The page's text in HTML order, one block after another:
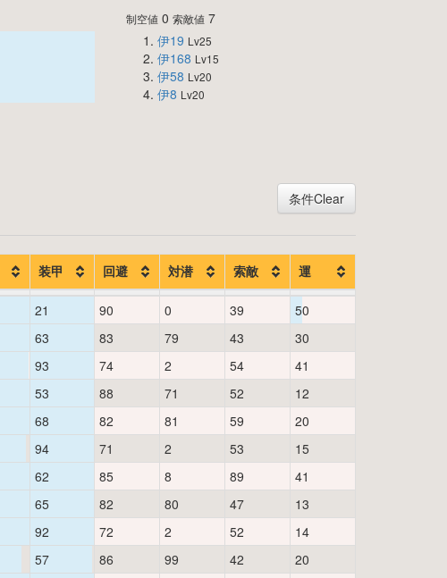
制空値0 索敵値7
伊19 Lv25
伊168 Lv15
伊58 Lv20
伊8 Lv20
条件Clear
装甲 回避 対潜 索敵 運
21 90 0 39
50
63 83 79 43
30
93 74 2 54
41
53 88 71 52
12
68 82 81 59
20
94 71 2 53
15
62 85 8 89
41
65 82 80 47
13
92 72 2 52
14
57 86 99 42
20